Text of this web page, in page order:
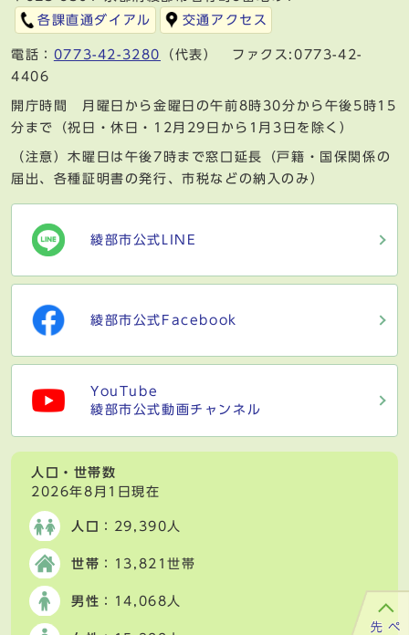
各課直通ダイアル
交通アクセス
電話： 0773-42-3280
（代表） ファクス:0773-42-
4406
開庁時間 月曜日から金曜日の午前8時30分から午後5時15
分まで（祝日・休日・12月29日から1月3日を除く）
（注意）木曜日は午後7時まで窓口延長（戸籍・国保関係の
届出、各種証明書の発行、市税などの納入のみ）
綾部市公式LINE
綾部市公式Facebook
YouTube
綾部市公式動画チャンネル
人口・世帯数
2026年8月1日現在
人口 ：29,390人
世帯 ：13,821世帯
男性 ：14,068人